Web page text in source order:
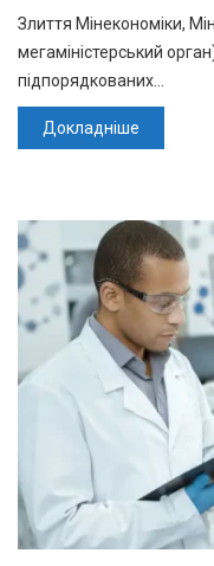
Злиття Мінекономіки,
мегаміністерський
підпорядкованих…
Докладніше